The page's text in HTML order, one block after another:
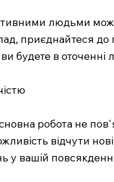
людьми
приєднайтеся до
будете в оточенні
робота не
відчути
у вашій